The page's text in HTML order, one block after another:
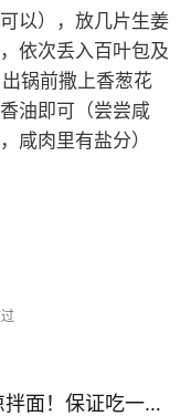
以），放几片生姜
依次丢入百叶包及
锅前撒上香葱花
油即可（尝尝咸
咸肉里有盐分）
酸辣爽口的凉拌面！保证吃一次就上瘾